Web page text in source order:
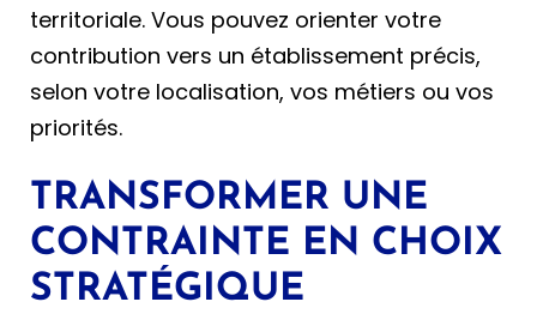
territoriale. Vous pouvez orienter votre
contribution vers un établissement précis,
selon votre localisation, vos métiers ou vos
priorités.
TRANSFORMER UNE
CONTRAINTE EN CHOIX
STRATÉGIQUE